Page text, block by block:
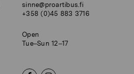
sinne@proartibus.fi
+358 (0)45 883 3716
Open
Tue–Sun 12–17